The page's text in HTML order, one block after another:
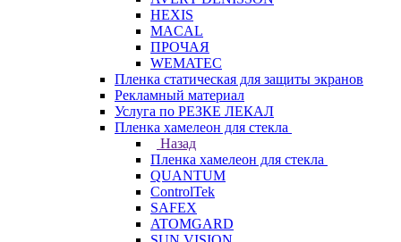
HEXIS
MACAL
ПРОЧАЯ
WEMATEC
Пленка статическая для защиты экранов
Рекламный материал
Услуга по РЕЗКЕ ЛЕКАЛ
Пленка хамелеон для стекла
Назад
Пленка хамелеон для стекла
QUANTUM
ControlTek
SAFEX
ATOMGARD